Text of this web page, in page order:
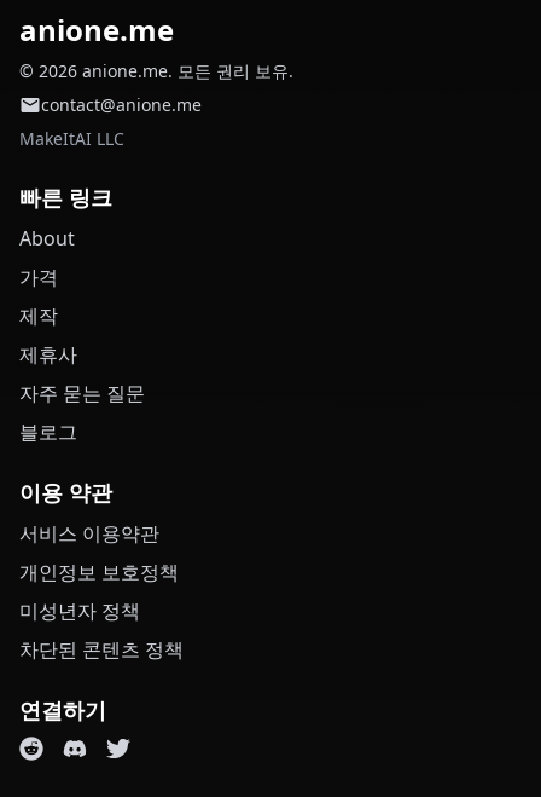
anione.me
© 2026 anione.me. 모든 권리 보유.
contact@anione.me
MakeItAI LLC
빠른 링크
About
가격
제작
제휴사
자주 묻는 질문
블로그
이용 약관
서비스 이용약관
개인정보 보호정책
미성년자 정책
차단된 콘텐츠 정책
연결하기